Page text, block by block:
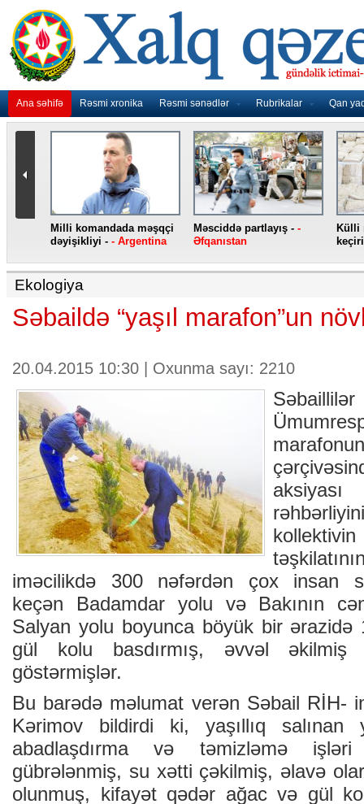
Ana səhifə Rəsmi xronika Rəsmi sənədlər Rubrikalar Qan
Milli komandada məşqçi
dəyişikliyi - - Argentina
Məsciddə partlayış - -
Əfqanıstan
Külli
Ekologiya
Səbaildə “yaşıl marafon”un
20.04.2015 10:30 | Oxunma sayı: 2210
aksiyası
iməcilikdə 300 nəfərdən çox insan
keçən Badamdar yolu və Bakının
Salyan yolu boyunca böyük bir ərazidə
gül kolu basdırmış, əvvəl
göstərmişlər.
Bu barədə məlumat verən Səbail RİH-
Kərimov bildirdi ki, yaşıllıq salınan
abadlaşdırma və təmizləmə
gübrələnmiş, su xətti çəkilmiş, əlavə
olunmuş, kifayət qədər ağac və gül